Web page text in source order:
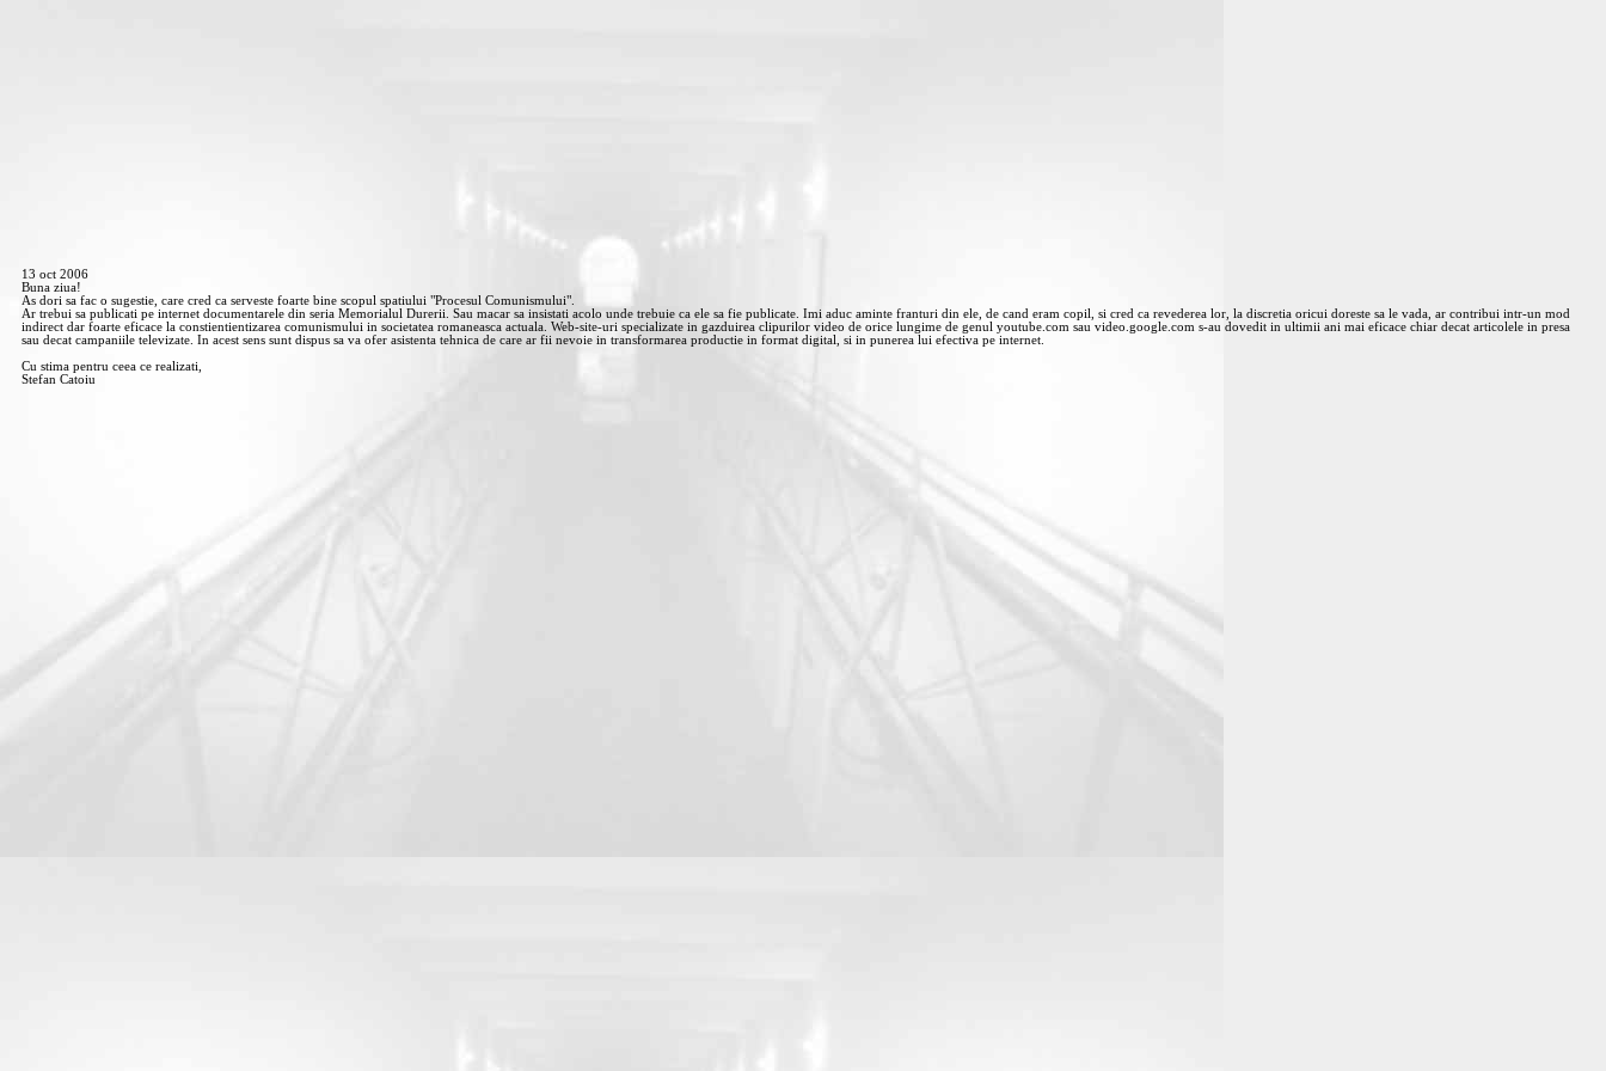
13 oct 2006
Buna ziua!
As dori sa fac o sugestie, care cred ca serveste foarte bine scopul spatiului "Procesul Comunismului".
Ar trebui sa publicati pe internet documentarele din seria Memorialul Durerii. Sau macar sa insistati acolo unde trebuie ca ele sa fie publicate. Imi aduc aminte franturi din ele, de cand eram copil, si cred ca revederea lor, la discretia oricui doreste sa le vada, ar contribui intr-un mod
indirect dar foarte eficace la constientientizarea comunismului in societatea romaneasca actuala. Web-site-uri specializate in gazduirea clipurilor video de orice lungime de genul youtube.com sau video.google.com s-au dovedit in ultimii ani mai eficace chiar decat articolele in presa
sau decat campaniile televizate. In acest sens sunt dispus sa va ofer asistenta tehnica de care ar fii nevoie in transformarea productie in format digital, si in punerea lui efectiva pe internet.
Cu stima pentru ceea ce realizati,
Stefan Catoiu